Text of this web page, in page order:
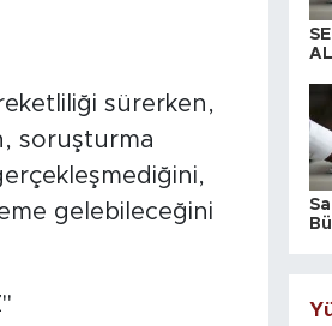
sürerken,
soruşturma
gelebileceğini